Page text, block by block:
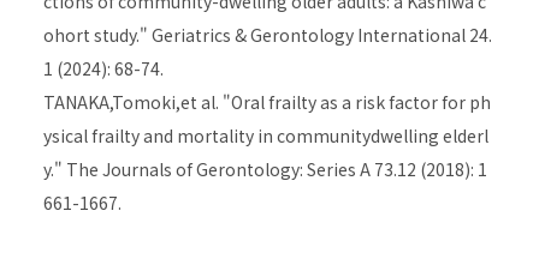
ohort study." Geriatrics & Gerontology International 24.
1 (2024): 68-74.
TANAKA,Tomoki,et al. "Oral frailty as a risk factor for ph
ysical frailty and mortality in communitydwelling elderl
y." The Journals of Gerontology: Series A 73.12 (2018): 1
661-1667.